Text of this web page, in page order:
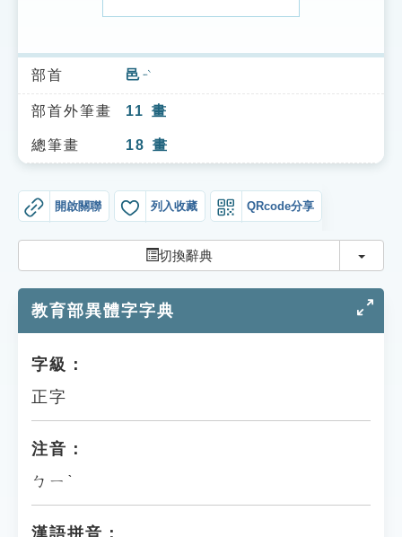
索引選單
知識索引
單字索引
貓頭鷹博士
部首 邑 ㄧˋ
部首外筆畫 11 畫
總筆畫 18 畫
開啟關聯 列入收藏 QRcode分享
切換辭典 切換
教育部異體字字典
字級：
正字
注音：
ㄅㄧˋ
漢語拼音：